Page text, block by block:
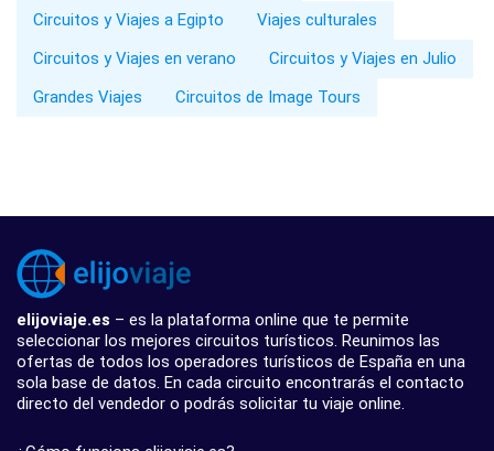
Circuitos y Viajes a Egipto
Viajes culturales
Circuitos y Viajes en verano
Circuitos y Viajes en Julio
Grandes Viajes
Circuitos de Image Tours
elijoviaje.es – es la plataforma online que te permite
seleccionar los mejores circuitos turísticos. Reunimos las
ofertas de todos los operadores turísticos de España en una
sola base de datos. En cada circuito encontrarás el contacto
directo del vendedor o podrás solicitar tu viaje online.